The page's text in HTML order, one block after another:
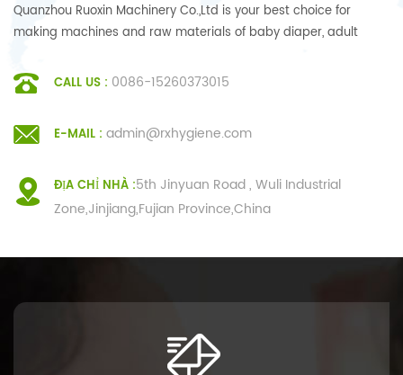
Quanzhou Ruoxin Machinery Co.,Ltd is your best choice for
making machines and raw materials of baby diaper, adult
CALL US : 0086-15260373015
E-MAIL : admin@rxhygiene.com
ĐỊA CHỈ NHÀ :5th Jinyuan Road , Wuli Industrial
Zone,Jinjiang,Fujian Province,China